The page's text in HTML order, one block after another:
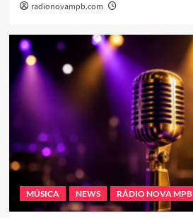
radionovampb.com
MÚSICA NEWS RÁDIO NOVA MPB